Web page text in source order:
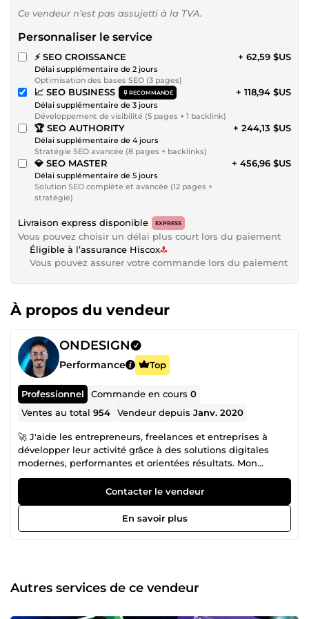
Ce vendeur n’est pas assujetti à la TVA.
Personnaliser le service
⚡ SEO CROISSANCE
Délai supplémentaire de 2 jours
Optimisation des bases SEO (3 pages)
+ 62,59 $US
📈 SEO BUSINESS RECOMMANDÉ
Délai supplémentaire de 3 jours
Développement de visibilité (5 pages + 1 backlink)
+ 118,94 $US
🏆 SEO AUTHORITY
Délai supplémentaire de 4 jours
Stratégie SEO avancée (8 pages + backlinks)
+ 244,13 $US
💎 SEO MASTER
Délai supplémentaire de 5 jours
Solution SEO complète et avancée (12 pages +
stratégie)
+ 456,96 $US
Livraison express disponible EXPRESS
Vous pouvez choisir un délai plus court lors du paiement
Éligible à l’assurance Hiscox
Vous pouvez assurer votre commande lors du paiement
À propos du vendeur
ONDESIGN
Performance Top
Professionnel Commande en cours0
Ventes au total954 Vendeur depuisJanv. 2020
🚀 J'aide les entrepreneurs, freelances et entreprises à
développer leur activité grâce à des solutions digitales
modernes, performantes et orientées résultats. Mon
objectif est de créer des systèmes qui améliorent votre
visibilité, renforcent votre image de marque et
automatisent vos processus afin que vous puissiez vous
concentrer sur votre croissance. Spécialisé en Web Design
et Design Graphique, je conçois des interfaces modernes,
une expérience utilisateur optimale tout en valorisant
votre marque. J'accompagne également les entreprises
Contacter le vendeur
En savoir plus
Autres services de ce vendeur